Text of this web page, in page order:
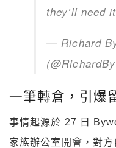
they’ll need it
— Richard
一筆轉倉，引爆
事情起源於 27 日
家族辦公室開會，對